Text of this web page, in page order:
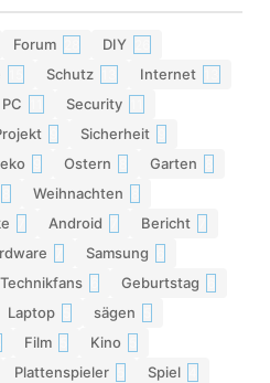
Forum DIY
Schutz Internet
PC Security
Sicherheit
Ostern Garten
Weihnachten
Android Bericht
Samsung
Technikfans Geburtstag
Laptop sägen
Film Kino
Plattenspieler Spiel